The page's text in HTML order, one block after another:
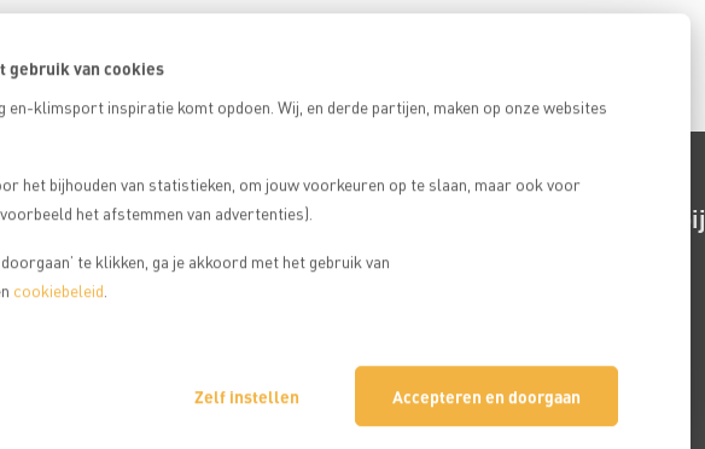
gebruik van cookies
en-klimsport inspiratie komt opdoen. Wij, en derde partijen, maken op onze websites
het bijhouden van statistieken, om jouw voorkeuren op te slaan, maar ook voor
het afstemmen van advertenties).
te klikken, ga je akkoord met het gebruik van
cookiebeleid
Zelf instellen Accepteren en doorgaan
Klantbeoordeling Aangesloten bij